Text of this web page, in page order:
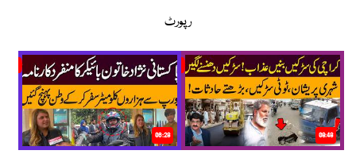
رپورٹ
08:48
06:28